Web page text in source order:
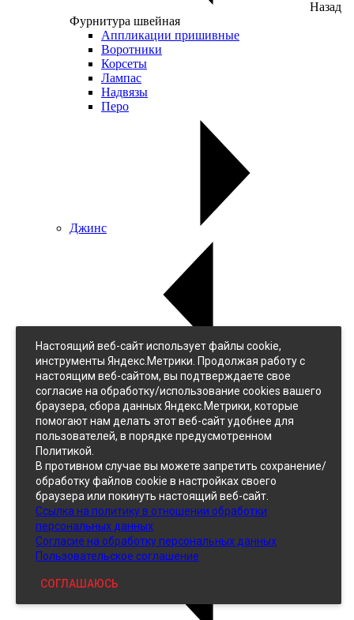
Назад
Фурнитура швейная
Аппликации пришивные
Воротники
Корсеты
Лампас
Надвязы
Перо
Джинс
Джинс
Однотонный
Принтованный
Кожзам
Настоящий веб-сайт использует файлы cookie,
инструменты Яндекс.Метрики. Продолжая работу с
настоящим веб-сайтом, вы подтверждаете свое
согласие на обработку/использование cookies вашего
браузера, сбора данных Яндекс.Метрики, которые
помогают нам делать этот веб-сайт удобнее для
пользователей, в порядке предусмотренном
Политикой.
В противном случае вы можете запретить сохранение/
обработку файлов cookie в настройках своего
браузера или покинуть настоящий веб-сайт.
Ссылка на политику в отношении обработки
персональных данных
Согласие на обработку персональных данных
Пользовательское соглашение
СОГЛАШАЮСЬ